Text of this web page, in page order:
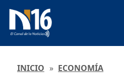
INICIO » ECONOMÍA